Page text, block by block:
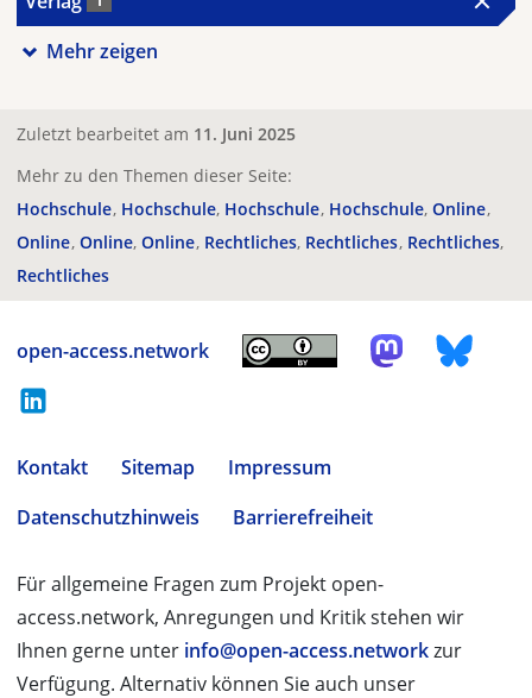
Mehr zeigen
Zuletzt bearbeitet am 11. Juni 2025
Mehr zu den Themen dieser Seite:
Hochschule Hochschule Hochschule Hochschule Online
Online Online Online Rechtliches Rechtliches Rechtliches
Rechtliches
open-access.network
Kontakt Sitemap
Impressum
Datenschutzhinweis
Barrierefreiheit
Für allgemeine Fragen zum Projekt open-
access.network, Anregungen und Kritik stehen wir
Ihnen gerne unter info@open-access.networkzur
Verfügung. Alternativ können Sie auch unser